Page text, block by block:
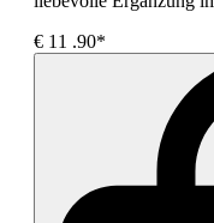
€ 11 .90*